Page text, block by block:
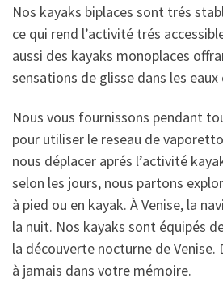
Nos kayaks biplaces sont trés
ce qui rend l’activité trés
aussi des kayaks monoplaces
sensations de glisse dans les eaux
Nous vous fournissons pendant
pour utiliser le reseau de
nous déplacer aprés l’activité
selon les jours, nous partons
à pied ou en kayak. À Venise, la
la nuit. Nos kayaks sont équipés
la découverte nocturne de Venise.
à jamais dans votre mémoire.